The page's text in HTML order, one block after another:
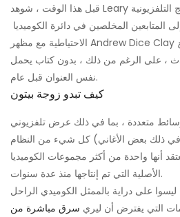
قبل هذا الوقت ، شوهد Leary في العديد من البرامج التلفزيونية
المتابعين المخلصين في دائرة الكوميديا
، على الرغم من ذلك ، بدون كتاب يحمل
نفس العنوان قبل عام.
كيف تبدو زوجة بيتون
متعددة ، بما في ذلك عرض تلفزيوني
في ذلك بعض الأغاني) كل شيء من النظام
أنها واحدة من أكثر مجموعات الكوميديا
​​الأصلية التي تم إنتاجها منذ عدة سنوات.
على دراية بالممثل الكوميدي الراحل
التي يفترض أن ليري سرق مباشرة من